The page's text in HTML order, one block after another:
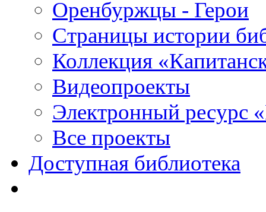
Оренбуржцы - Герои
Страницы истории
Коллекция
Видеопроекты
Электронный ресурс
Все проекты
Доступная библиотека